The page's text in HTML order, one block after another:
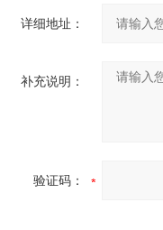
详细地址：
补充说明：
验证码：